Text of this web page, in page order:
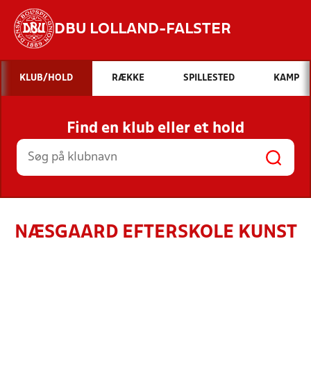
DBU LOLLAND-FALSTER
Hvad vil du søge efter?
INDHOLD OG NYHEDER
STILLINGER, RESULTATER, KLUBBER OG
HOLD
KLUB/HOLD RÆKKE SPILLESTED KAMP
Find en klub eller et hold
NÆSGAARD EFTERSKOLE KUNST